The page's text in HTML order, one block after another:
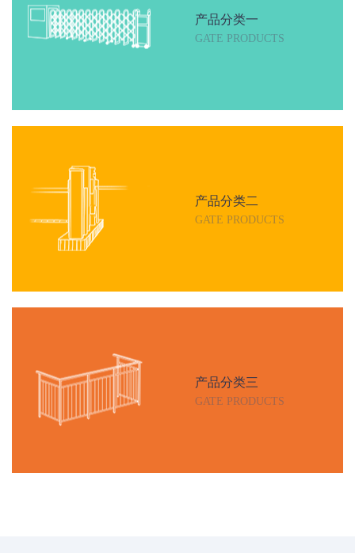
产品分类一
GATE PRODUCTS
产品分类二
GATE PRODUCTS
产品分类三
GATE PRODUCTS